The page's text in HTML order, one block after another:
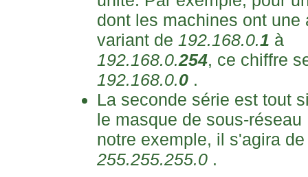
dont les machines ont une
variant de 192.168.0.1 à
192.168.0.254, ce chiffre
192.168.0.0 .
La seconde série est tout
le masque de sous-réseau
notre exemple, il s'agira de
255.255.255.0 .